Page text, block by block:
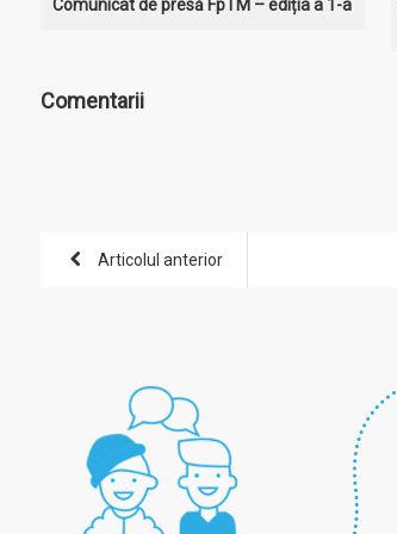
Comunicat de presă FpTM – ediția a 1-a
Comentarii
Articolul anterior